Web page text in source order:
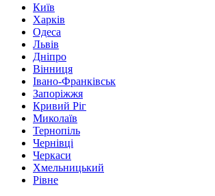
Київ
Харків
Одеса
Львів
Дніпро
Вінниця
Івано-Франківськ
Запоріжжя
Кривий Ріг
Миколаїв
Тернопіль
Чернівці
Черкаси
Хмельницький
Рівне